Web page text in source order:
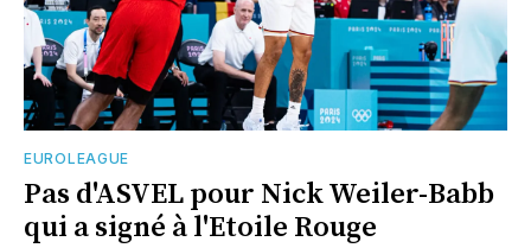
EUROLEAGUE
Pas d'ASVEL pour Nick Weiler-Babb
qui a signé à l'Etoile Rouge